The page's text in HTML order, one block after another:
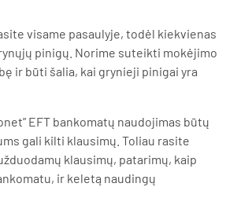
visame pasaulyje, todėl kiekvienas
pinigų. Norime suteikti mokėjimo
ir būti šalia, kai grynieji pinigai yra
EFT bankomatų naudojimas būtų
gali kilti klausimų. Toliau rasite
klausimų, patarimų, kaip
ir keletą naudingų